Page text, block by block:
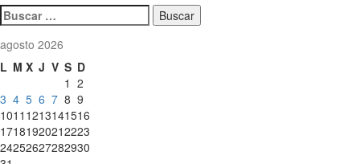
Buscar:
agosto 2026
L M X J V S D
1 2
3 4 5 6 7 8 9
1011 1213141516
17181920212223
24252627282930